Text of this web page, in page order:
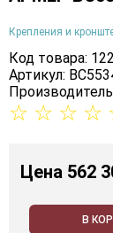
Крепления и
Код товара:
Артикул:
☆ ☆ ☆ ☆
Цена 562
В